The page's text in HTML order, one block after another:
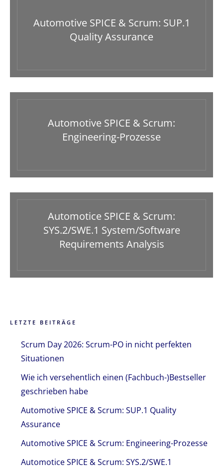
Automotive SPICE & Scrum: SUP.1
Quality Assurance
Automotive SPICE & Scrum:
Engineering-Prozesse
Automotice SPICE & Scrum:
SYS.2/SWE.1 System/Software
Requirements Analysis
LETZTE BEITRÄGE
Scrum Day 2026: Scrum-PO in nicht perfekten
Situationen
Wie ich versehentlich einen (Fachbuch-)Bestseller
geschrieben habe
Automotive SPICE & Scrum: SUP.1 Quality
Assurance
Automotive SPICE & Scrum: Engineering-Prozesse
Automotice SPICE & Scrum: SYS.2/SWE.1